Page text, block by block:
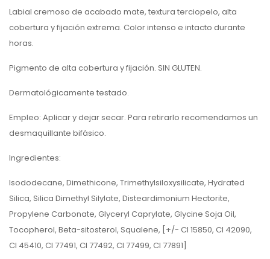
Labial cremoso de acabado mate, textura terciopelo, alta
cobertura y fijación extrema. Color intenso e intacto durante
horas.
Pigmento de alta cobertura y fijación. SIN GLUTEN.
Dermatológicamente testado.
Empleo: Aplicar y dejar secar. Para retirarlo recomendamos un
desmaquillante bifásico.
Ingredientes:
Isododecane, Dimethicone, Trimethylsiloxysilicate, Hydrated
Silica, Silica Dimethyl Silylate, Disteardimonium Hectorite,
Propylene Carbonate, Glyceryl Caprylate, Glycine Soja Oil,
Tocopherol, Beta-sitosterol, Squalene, [+/- CI 15850, CI 42090,
CI 45410, CI 77491, CI 77492, CI 77499, CI 77891]